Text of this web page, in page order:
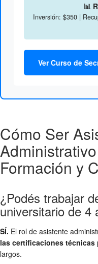
📊
Inversión: $350 |
Ver Curso de
Cómo Ser
Formación y
¿Podés trabajar
universitario de 4
SÍ. El rol de asistente
las certificaciones técnicas
largos.